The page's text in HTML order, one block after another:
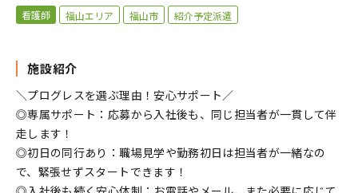
看護師 福山エリア 福山市 紹介予定派遣
施設紹介
＼プログレスを選ぶ理由！安心サポート／
◎専属サポート：応募から入社後も、同じ担当者が一貫して伴
走します！
◎初日の同行あり：職場見学や勤務初日は担当者が一緒なの
で、緊張せずスタートできます！